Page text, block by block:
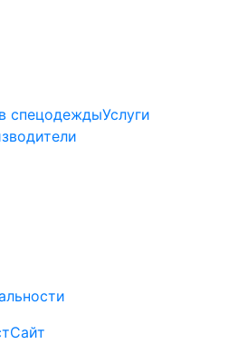
спецодеждыУслуги